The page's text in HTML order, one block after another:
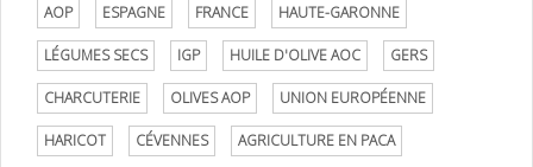
AOP ESPAGNE FRANCE HAUTE-GARONNE
LÉGUMES SECS IGP HUILE D'OLIVE AOC GERS
CHARCUTERIE OLIVES AOP UNION EUROPÉENNE
HARICOT CÉVENNES AGRICULTURE EN PACA